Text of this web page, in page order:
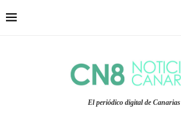
El periódico digital de Canarias